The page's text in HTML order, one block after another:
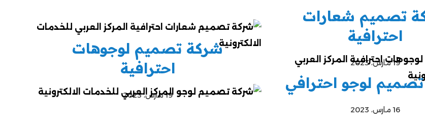
تصميم شعارات
احترافية
19 مارس، 2023
شركة تصميم لوجوهات
احترافية
19 مارس، 2023
لوجو احترافي
16 مارس، 2023